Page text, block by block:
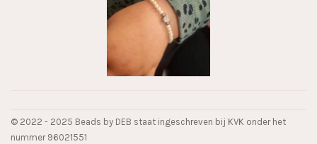
© 2022 - 2025 Beads by DEB staat ingeschreven bij KVK onder het
nummer 96021551